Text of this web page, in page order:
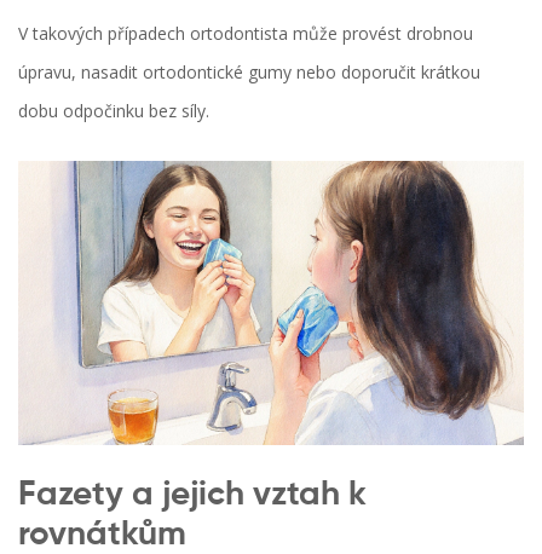
V takových případech ortodontista může provést drobnou
úpravu, nasadit ortodontické gumy nebo doporučit krátkou
dobu odpočinku bez síly.
Fazety a jejich vztah k
rovnátkům